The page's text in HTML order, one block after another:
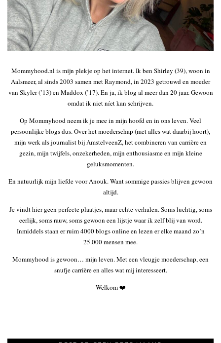
Mommyhood.nl is mijn plekje op het internet. Ik ben Shirley (39), woon in
Aalsmeer, al sinds 2003 samen met Raymond, in 2023 getrouwd en moeder
van Skyler (’13) en Maddox (’17). En ja, ik blog al meer dan 20 jaar. Gewoon
omdat ik niet níet kan schrijven.
Op Mommyhood neem ik je mee in mijn hoofd en in ons leven. Veel
persoonlijke blogs dus. Over het moederschap (met alles wat daarbij hoort),
mijn werk als journalist bij AmstelveenZ, het combineren van carrière en
gezin, mijn twijfels, onzekerheden, mijn enthousiasme en mijn kleine
geluksmomenten.
En natuurlijk mijn liefde voor Anouk. Want sommige passies blijven gewoon
altijd.
Je vindt hier geen perfecte plaatjes, maar echte verhalen. Soms luchtig, soms
eerlijk, soms rauw, soms gewoon een lijstje waar ik zelf blij van word.
Inmiddels staan er ruim 4000 blogs online en lezen er elke maand zo’n
25.000 mensen mee.
Mommyhood is gewoon… mijn leven. Met een vleugje moederschap, een
snufje carrière en alles wat mij interesseert.
Welkom ❤️